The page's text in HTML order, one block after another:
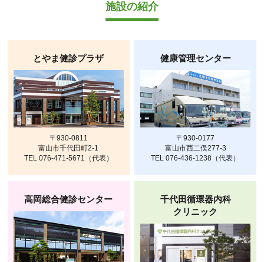
施設の紹介
とやま健診プラザ
〒930-0811
富山市千代田町2-1
TEL 076-471-5671（代表）
健康管理センター
〒930-0177
富山市西二俣277-3
TEL 076-436-1238（代表）
高岡総合健診センター
千代田循環器内科
クリニック